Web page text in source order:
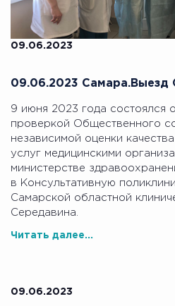
09.06.2023
09.06.2023
9 июня 2023 года состоялся
проверкой Общественного
независимой оценки
услуг медицинскими
министерстве
в Консультативную
Самарской областной
Середавина.
Читать далее...
09.06.2023